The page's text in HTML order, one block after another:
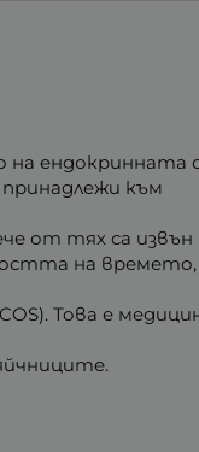
на ендокринната
към
от тях са извън
на времето,
Това е